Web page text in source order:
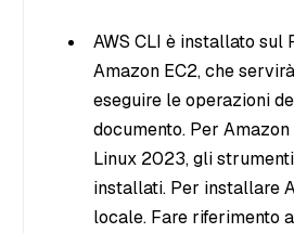
AWS CLI è installato sul
Amazon EC2, che
eseguire le operazioni
documento. Per
Linux 2023, gli
installati. Per installare
locale. Fare riferimento a